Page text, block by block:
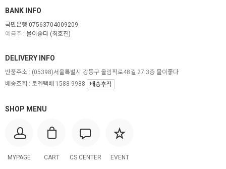
BANK INFO
국민은행 07563704009209
예금주 : 물이좋다 (최호진)
SHOP MENU
MYPAGE CART CS CENTER EVENT
DELIVERY INFO
반품주소 : (05398)서울특별시 강동구 올림픽로48길 27 3층 물이좋다
배송조회 : 로젠택배 1588-9988
배송추적